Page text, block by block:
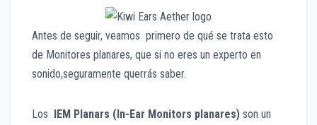
Antes de seguir, veamos primero de qué se trata esto
de Monitores planares, que si no eres un experto en
sonido,seguramente querrás saber.
Los IEM Planars (In-Ear Monitors planares) son un